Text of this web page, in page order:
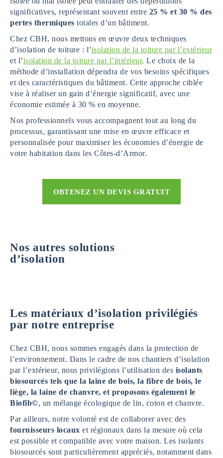
significatives, représentant souvent entre 25 % et 30 % des
pertes thermiques totales d’un bâtiment.
Chez CBH, nous mettons en œuvre deux techniques
d’isolation de toiture : l’isolation de la toiture par l’extérieur
et l’isolation de la toiture par l’intérieur. Le choix de la
méthode d’installation dépendra de vos besoins spécifiques
et des caractéristiques du bâtiment. Cette approche ciblée
vise à réaliser un gain d’énergie significatif, avec une
économie estimée à 30 % en moyenne.
Nos professionnels vous accompagnent tout au long du
processus, garantissant une mise en œuvre efficace et
personnalisée pour maximiser les économies d’énergie de
votre habitation dans les Côtes-d’Armor.
OBTENEZ UN DEVIS GRATUIT
Nos autres solutions
d’isolation
Les matériaux d’isolation privilégiés
par notre entreprise
Chez CBH, nous sommes engagés dans la protection de
l’environnement. Dans le cadre de nos chantiers d’isolation
par l’extérieur, nous privilégions l’utilisation des isolants
biosourcés tels que la laine de bois, la fibre de bois, le
liège, la laine de chanvre, et proposons également le
Biofib©, un mélange écologique de lin, coton et chanvre.
Par ailleurs, notre volonté est de collaborer avec des
fournisseurs locaux et régionaux dans la mesure où cela
est possible et compatible avec votre maison. Les isolants
biosourcés sont particulièrement appréciés, notamment dans